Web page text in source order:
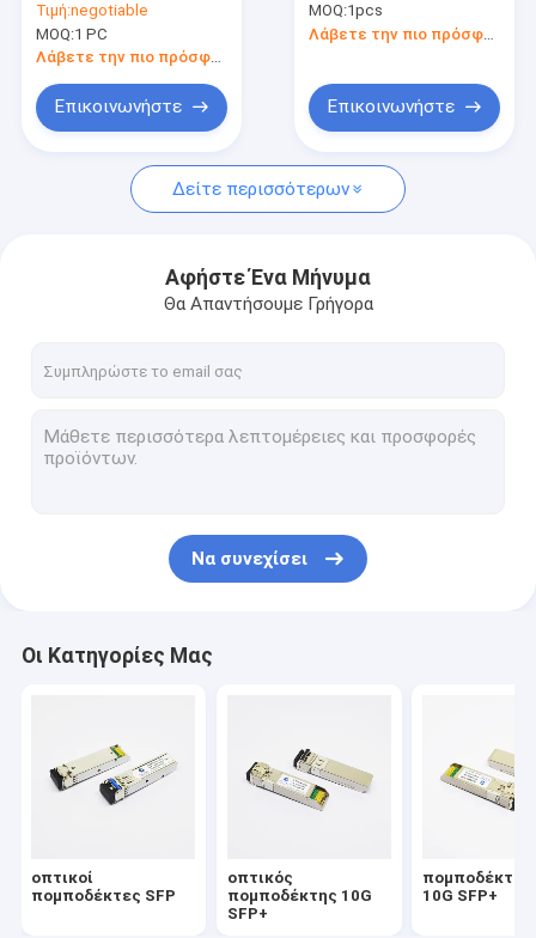
οπτικός πομποδέκτης 10G SFP+
πομποδέκτης ινών 10G SFP+
πομποδέκτης 25G SFP28
πομποδέκτης 40G QSFP+
ενότητα 10G XFP
CFP2 οπτικός πομποδέκτης
Ενεργά οπτικά καλώδια
10gbe LC 1310nm
τρόπου ενότητας
πολυ
Τιμή:negotiable
MOQ:1 PC
Λάβετε την πιο πρόσφατη τιμή
Επικοινωνήστε
υποστήριξης
QSFP28 CWDM4
MOQ:1pcs
Επικοινωνήστε
Δείτε περισσότερων
Αφήστε Ένα Μήνυμα
Θα Απαντήσουμε Γρήγορα
Να συνεχίσει
Οι Κατηγορίες Μας
οπτικοί
πομποδέκτες SFP
οπτικός
πομποδέκτης 10G
SFP+
πομποδέκτης
10G SFP+